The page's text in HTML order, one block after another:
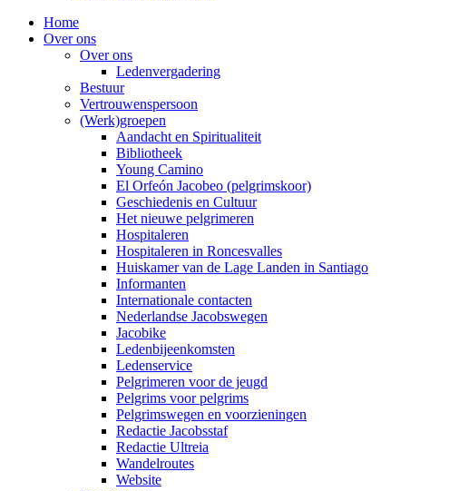
Home
Over ons
Over ons
Ledenvergadering
Bestuur
Vertrouwenspersoon
(Werk)groepen
Aandacht en Spiritualiteit
Bibliotheek
Young Camino
El Orfeón Jacobeo (pelgrimskoor)
Geschiedenis en Cultuur
Het nieuwe pelgrimeren
Hospitaleren
Hospitaleren in Roncesvalles
Huiskamer van de Lage Landen in Santiago
Informanten
Internationale contacten
Nederlandse Jacobswegen
Jacobike
Ledenbijeenkomsten
Ledenservice
Pelgrimeren voor de jeugd
Pelgrims voor pelgrims
Pelgrimswegen en voorzieningen
Redactie Jacobsstaf
Redactie Ultreia
Wandelroutes
Website